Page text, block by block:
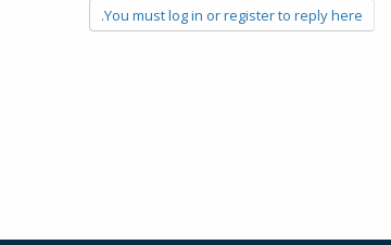
You must log in or register to reply here.